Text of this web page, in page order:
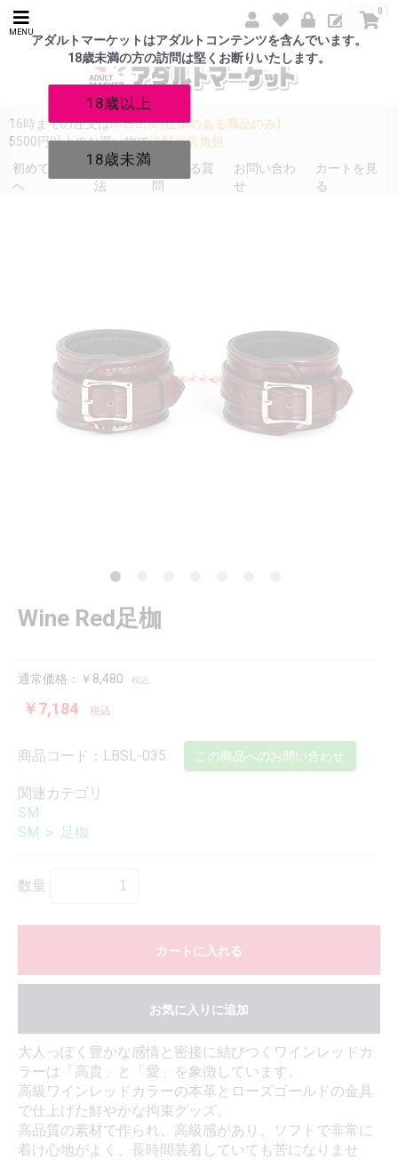
アダルトマーケットはアダルトコンテンツを含んでいます。
18歳未満の方の訪問は堅くお断りいたします。
18歳以上
18歳未満
MENU
0
16時までの注文は即日出荷(在庫のある商品のみ)
5500円以上のお買い物で送料当店負担
初めての方
へ
発送方
法
よくある質
問
お問い合わ
せ
カートを見
る
Wine Red足枷
通常価格：￥8,480 税込
￥7,184 税込
商品コード：LBSL-035 この商品へのお問い合わせ
関連カテゴリ
SM
SM ＞ 足枷
数量
カートに入れる
お気に入りに追加
大人っぽく豊かな感情と密接に結びつくワインレッドカ
ラーは「高貴」と「愛」を象徴しています。
高級ワインレッドカラーの本革とローズゴールドの金具
で仕上げた鮮やかな拘束グッズ。
高品質の素材で作られ、高級感があり、ソフトで非常に
着け心地がよく、長時間装着していても苦になりませ